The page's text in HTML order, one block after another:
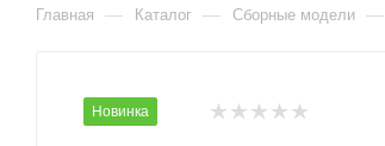
Главная — Каталог — Сборные модели —
Новинка